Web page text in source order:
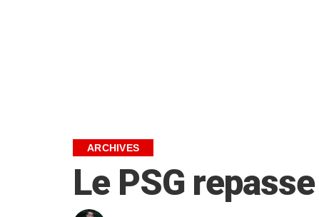
ARCHIVES
Le PSG